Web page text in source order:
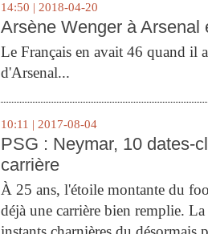
14:50 | 2018-04-20
Arsène Wenger à Arsenal
Le Français en avait 46 quand il
d'Arsenal...
10:11 | 2017-08-04
PSG : Neymar, 10 dates-
carrière
À 25 ans, l'étoile montante du
déjà une carrière bien remplie.